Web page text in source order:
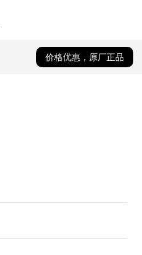
价格优惠，原厂正品